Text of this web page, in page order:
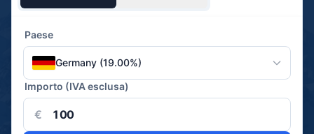
Paese
Germany (19.00%)
Importo (IVA esclusa)
€